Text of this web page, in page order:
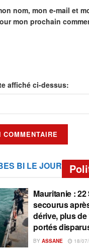
nom, mon e-mail et
mon prochain
affiché ci-dessus:
BI LE JOUR
Mauritanie :
secourus
dérive, plus
portés
BY ASSANE 18/